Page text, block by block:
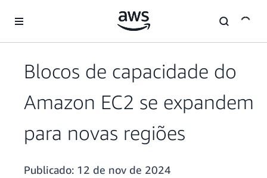
Pular para o conteúdo principal
Blocos de capacidade do
Amazon EC2 se expandem
para novas regiões
Publicado: 12 de nov de 2024